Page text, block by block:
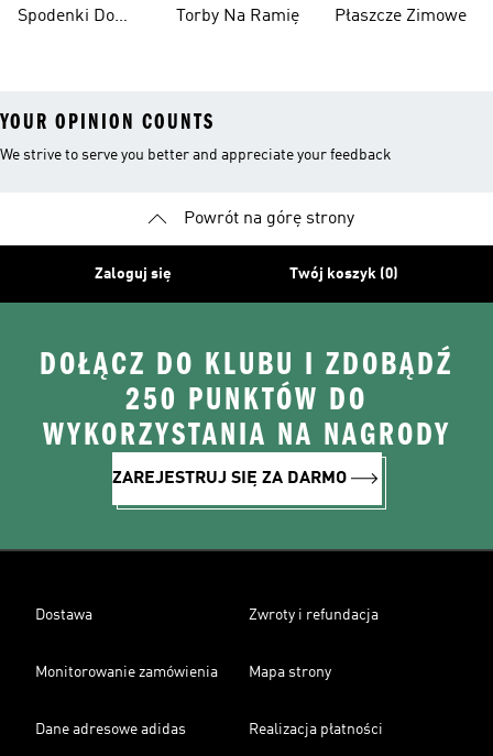
Spodenki Do
Torby Na Ramię Płaszcze Zimowe
YOUR OPINION COUNTS
We strive to serve you better and appreciate your feedback
Powrót na górę strony
Zaloguj się Twój koszyk (0)
DOŁĄCZ DO KLUBU I ZDOBĄDŹ
250 PUNKTÓW DO
WYKORZYSTANIA NA NAGRODY
ZAREJESTRUJ SIĘ ZA DARMO
Dostawa Zwroty i refundacja
Monitorowanie zamówienia Mapa strony
Dane adresowe adidas Realizacja płatności